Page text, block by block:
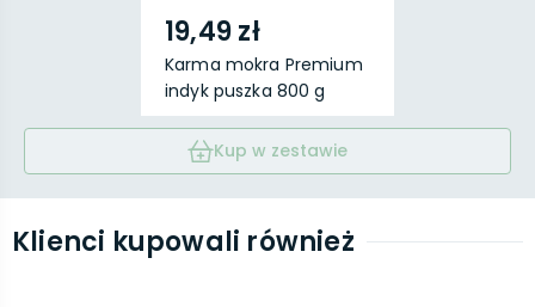
19,49 zł
Karma mokra Premium
indyk puszka 800 g
Kup w zestawie
Klienci kupowali również